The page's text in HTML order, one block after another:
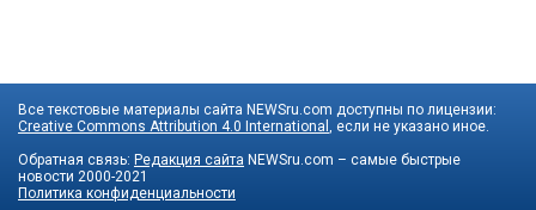
Все текстовые материалы сайта NEWSru.com доступны по лицензии:
Creative Commons Attribution 4.0 International , если не указано иное.
Обратная связь: Редакция сайта NEWSru.com – самые быстрые
новости 2000-2021
Политика конфиденциальности